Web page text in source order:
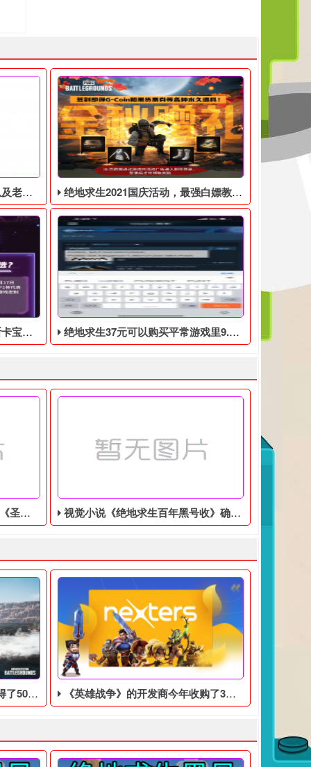
题解答 绝地求生2021国庆活动，最强白嫖教程，最好用的活动攻略
17日开始 绝地求生37元可以购买平常游戏里9.9美元的DLC礼包
售出 视觉小说《绝地求生百年黑号收》确认登陆Switch，特别版售价9350日元
戏奖项 《英雄战争》的开发商今年收购了3家游戏的公司的，耗资1亿美元